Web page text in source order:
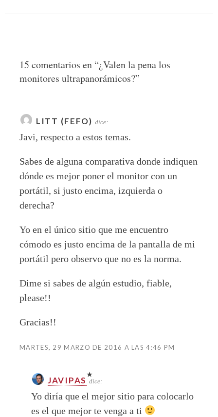
15 comentarios en “¿Valen la pena los
monitores ultrapanorámicos?”
LITT (FEFO) dice:
Javi, respecto a estos temas.
Sabes de alguna comparativa donde indiquen
dónde es mejor poner el monitor con un
portátil, si justo encima, izquierda o
derecha?
Yo en el único sitio que me encuentro
cómodo es justo encima de la pantalla de mi
portátil pero observo que no es la norma.
Dime si sabes de algún estudio, fiable,
please!!
Gracias!!
MARTES, 29 MARZO DE 2016 A LAS 4:46 PM
JAVIPAS dice:
Yo diría que el mejor sitio para colocarlo
es el que mejor te venga a ti